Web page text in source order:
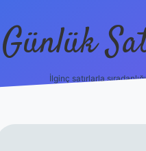
Günlük
İlginç satırlarla